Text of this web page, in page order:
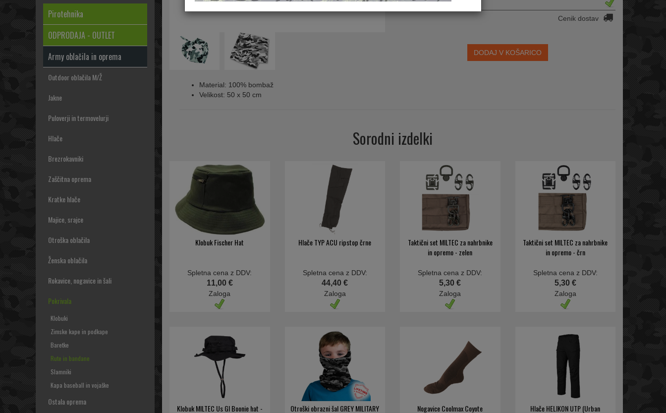
Pirotehnika
ODPRODAJA - OUTLET
Army oblačila in oprema
Outdoor oblačila M/Ž
Jakne
Puloverji in termovelurji
Hlače
Brezrokavniki
Zaščitna oprema
Kratke hlače
Majice, srajce
Otroška oblačila
Ženska oblačila
Rokavice, nogavice in šali
Pokrivala
Klobuki
Zimske kape in podkape
Baretke
Rute in bandane
Slamniki
Kapa baseball in vojaške
Ostala oprema
Cenik dostav
DODAJ V KOŠARICO
Material: 100% bombaž
Velikost: 50 x 50 cm
Sorodni izdelki
Klobuk Fischer Hat
Spletna cena z DDV:
11,00 €
Zaloga
Hlače TYP ACU ripstop črne
Spletna cena z DDV:
44,40 €
Zaloga
Taktični set MILTEC za nahrbnike
in opremo - zelen
Spletna cena z DDV:
5,30 €
Zaloga
Taktični set MILTEC za nahrbnike
in opremo - črn
Spletna cena z DDV:
5,30 €
Zaloga
Klobuk MILTEC Us GI Boonie hat -
Otroški obrazni šal GREY MILITARY
Nogavice Coolmax Coyote
Hlače HELIKON UTP (Urban